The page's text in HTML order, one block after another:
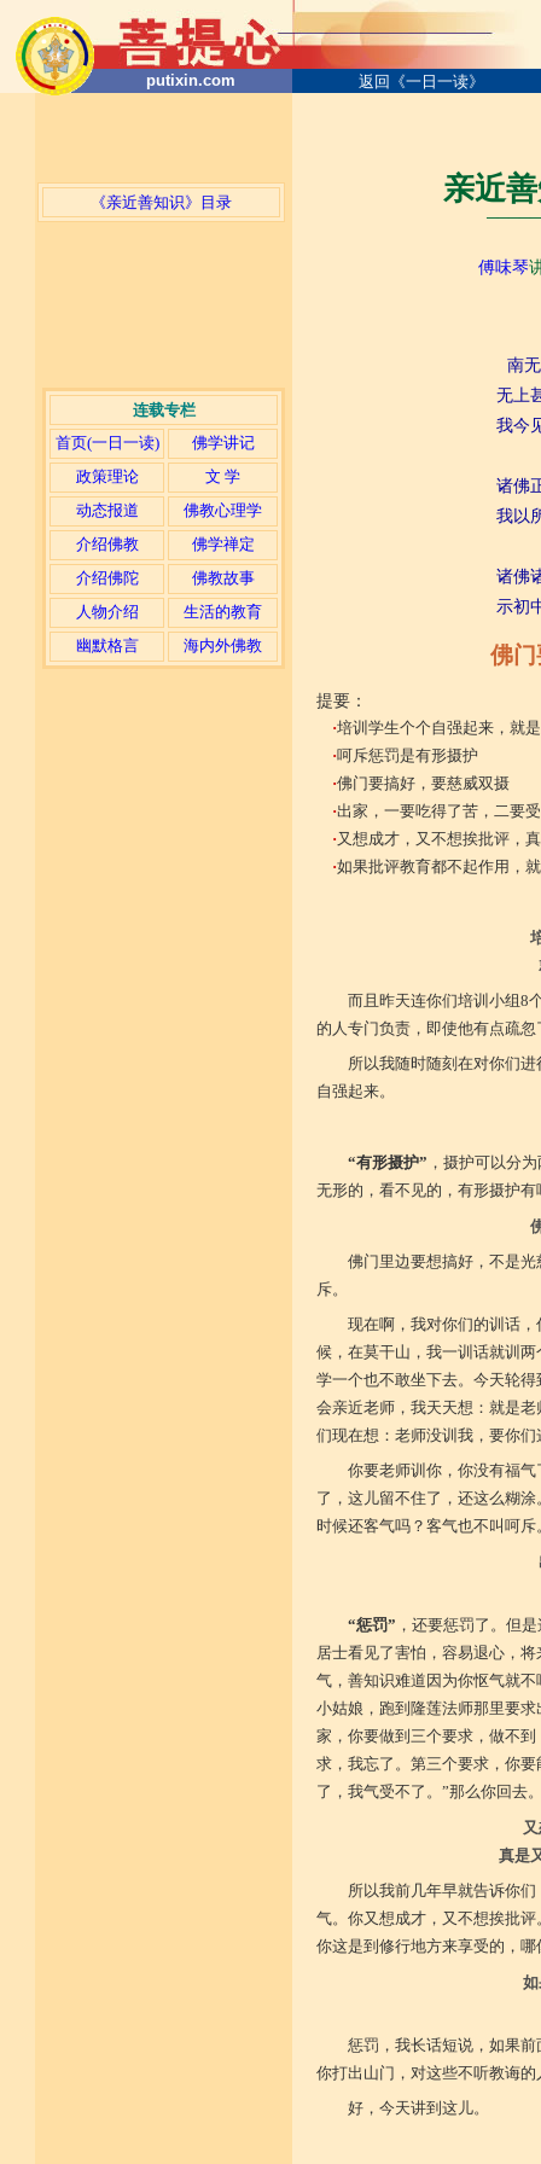
putixin.com 返回《一日一读》
《亲近善知识》目录
连载专栏
首页(一日一读)
佛学讲记
政策理论
文 学
动态报道
佛教心理学
介绍佛教
佛学禅定
介绍佛陀
佛教故事
人物介绍
生活的教育
幽默格言
海内外佛教
亲近
傅味琴
南
无上
我今
诸佛
我以
诸佛
示初
佛
提要：
·培训学生个个自强起来，就
·呵斥惩罚是有形摄护
·佛门要搞好，要慈威双摄
·出家，一要吃得了苦，二要
·又想成才，又不想挨批评，
·如果批评教育都不起作用，
而且昨天连你们培训小组8
的人专门负责，即使他有点疏
所以我随时随刻在对你们
自强起来。
“有形摄护” ，摄护可以分
无形的，看不见的，有形摄护有
佛门里边要想搞好，不是
斥。
现在啊，我对你们的训话
候，在莫干山，我一训话就训
学一个也不敢坐下去。今天轮
会亲近老师，我天天想：就是
们现在想：老师没训我，要你
你要老师训你，你没有福
了，这儿留不住了，还这么糊
时候还客气吗？客气也不叫呵斥
“惩罚” ，还要惩罚了。但
居士看见了害怕，容易退心，
气，善知识难道因为你怄气就
小姑娘，跑到隆莲法师那里要
家，你要做到三个要求，做不
求，我忘了。第三个要求，你
了，我气受不了。”那么你回去
真是
所以我前几年早就告诉你
气。你又想成才，又不想挨批
你这是到修行地方来享受的，哪
惩罚，我长话短说，如果
你打出山门，对这些不听教诲
好，今天讲到这儿。